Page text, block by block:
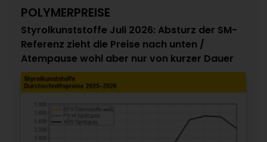
POLYMERPREISE
Styrolkunststoffe Juli 2026: Absturz der SM-
Referenz zieht die Preise nach unten /
Atempause wohl aber nur von kurzer Dauer